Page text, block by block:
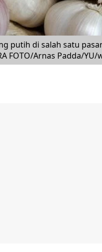
putih di salah satu
FOTO/Arnas Padda/YU/